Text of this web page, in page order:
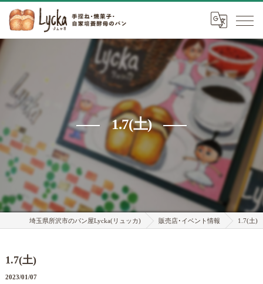
1.7(土)
埼玉県所沢市のパン屋Lycka(リュッカ) 販売店･イベント情報 1.7(土)
1.7(土)
2023/01/07